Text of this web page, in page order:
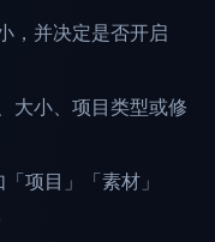
，并决定是否开启
大小、项目类型或修
项目」「素材」